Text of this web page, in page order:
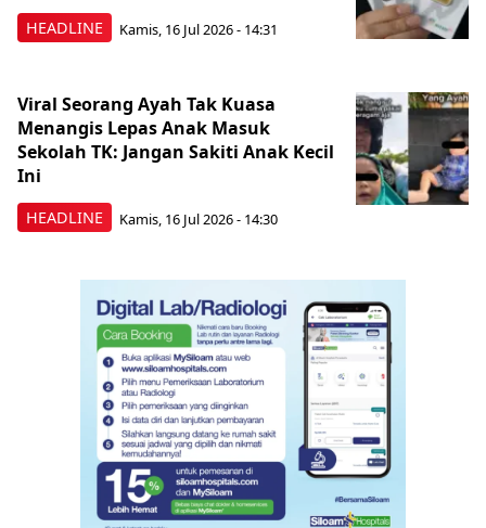
HEADLINE Kamis, 16 Jul 2026 - 14:31
HEADLINE
Viral Seorang Ayah Tak Kuasa
Menangis Lepas Anak Masuk
Sekolah TK: Jangan Sakiti Anak Kecil
Ini
Kamis, 16 Jul 2026 - 14:30